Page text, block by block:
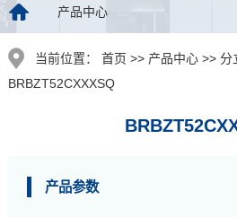
产品中心
当前位置：
首页 >> 产品中心 >>
BRBZT52CXXXSQ
产品参数